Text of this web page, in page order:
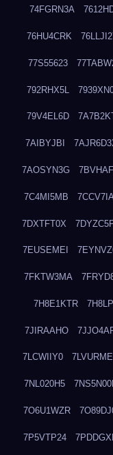
74FGRN3A
76HU4CRK
77S55623
792RHX5L
79V4EL6D
7AIBYJBI
7AOSYN3G
7C4MI5MB
7DXTFT0X
7EUSEMEI
7FKTW3MA
7H8E1KTR
7JIRAAHO
7LCWIIY0
7NL020H5
7O6U1WZR
7P5VTP24